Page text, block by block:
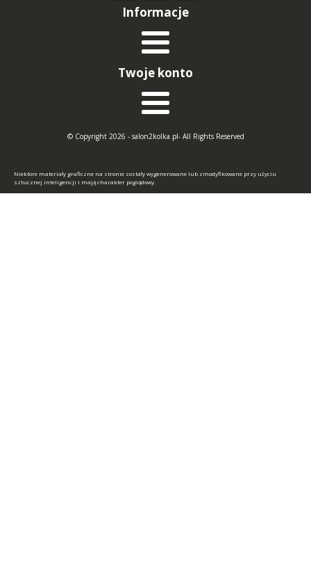
Informacje
Twoje konto
© Copyright 2026 - salon2kolka.pl- All Rights Reserved
Niektóre materiały graficzne na stronie zostały wygenerowane lub zmodyfikowane przy użyciu
sztucznej inteligencji i mają charakter poglądowy.